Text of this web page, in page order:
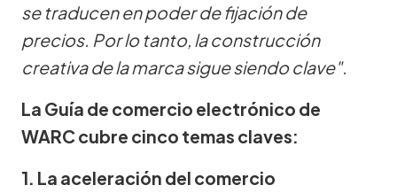
se traducen en poder de fijación de
precios. Por lo tanto, la construcción
creativa de la marca sigue siendo clave".
La Guía de comercio electrónico de
WARC cubre cinco temas claves:
1. La aceleración del comercio